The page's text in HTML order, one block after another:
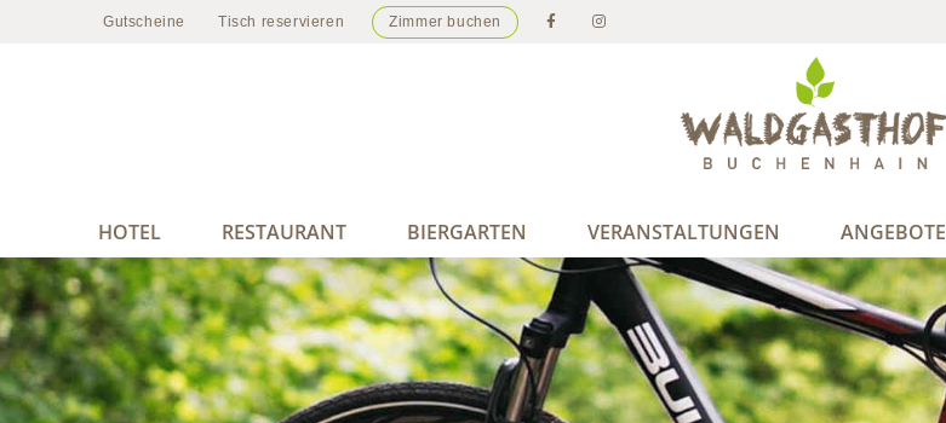
Gutscheine Tisch reservieren Zimmer buchen
HOTEL RESTAURANT BIERGARTEN VERANSTALTUNGEN ANGEBOTE